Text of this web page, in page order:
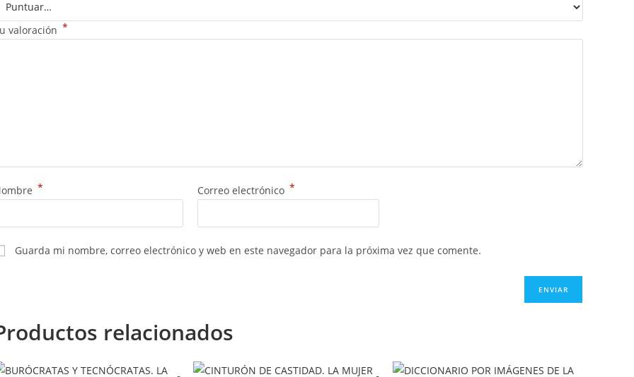
valoración *
* Correo electrónico *
Guarda mi nombre, correo electrónico y web en este navegador para la próxima vez que comente.
relacionados